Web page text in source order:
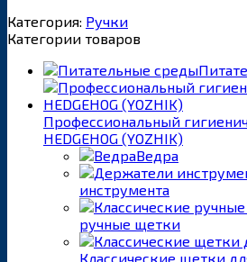
Категория: Ручки
Категории товаров
Профессиональный
HEDGEHOG (YOZHIK)
Ведра
инструмента
ручные щетки
Классические щетки